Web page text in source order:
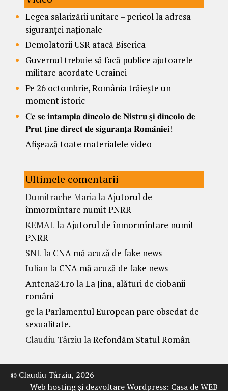
Legea salarizării unitare – pericol la adresa
siguranței naționale
Demolatorii USR atacă Biserica
Guvernul trebuie să facă publice ajutoarele
militare acordate Ucrainei
Pe 26 octombrie, România trăiește un
moment istoric
𝐂𝐞 𝐬𝐞 𝐢𝐧𝐭𝐚𝐦𝐩𝐥𝐚 𝐝𝐢𝐧𝐜𝐨𝐥𝐨 𝐝𝐞 𝐍𝐢𝐬𝐭𝐫𝐮 𝐬̦𝐢 𝐝𝐢𝐧𝐜𝐨𝐥𝐨 𝐝𝐞
𝐏𝐫𝐮𝐭 𝐭̦𝐢𝐧𝐞 𝐝𝐢𝐫𝐞𝐜𝐭 𝐝𝐞 𝐬𝐢𝐠𝐮𝐫𝐚𝐧𝐭̦𝐚 𝐑𝐨𝐦𝐚̂𝐧𝐢𝐞𝐢!
Afișează toate materialele video
Ultimele comentarii
Dumitrache MarialaAjutorul de
înmormîntare numit PNRR
KEMAL laAjutorul de înmormîntare numit
PNRR
SNL la CNA mă acuză de fake news
Iulianla CNA mă acuză de fake news
Antena24.ro laLa Jina, alături de ciobanii
români
gclaParlamentul European pare obsedat de
sexualitate.
Claudiu Târziu laRefondăm Statul Român
© Claudiu Târziu, 2026
Web hosting şi dezvoltare Wordpress: Casa de WEB